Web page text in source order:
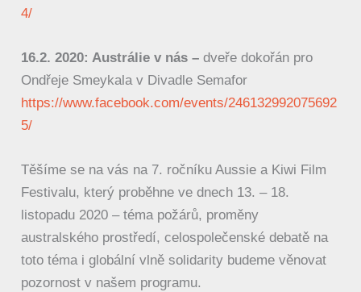
4/
16.2. 2020: Austrálie v nás –dveře dokořán pro
Ondřeje Smeykala v Divadle Semafor
https://www.facebook.com/events/246132992075692
5/
Těšíme se na vás na 7. ročníku Aussie a Kiwi Film
Festivalu, který proběhne ve dnech 13. – 18.
listopadu 2020 – téma požárů, proměny
australského prostředí, celospolečenské debatě na
toto téma i globální vlně solidarity budeme věnovat
pozornost v našem programu.